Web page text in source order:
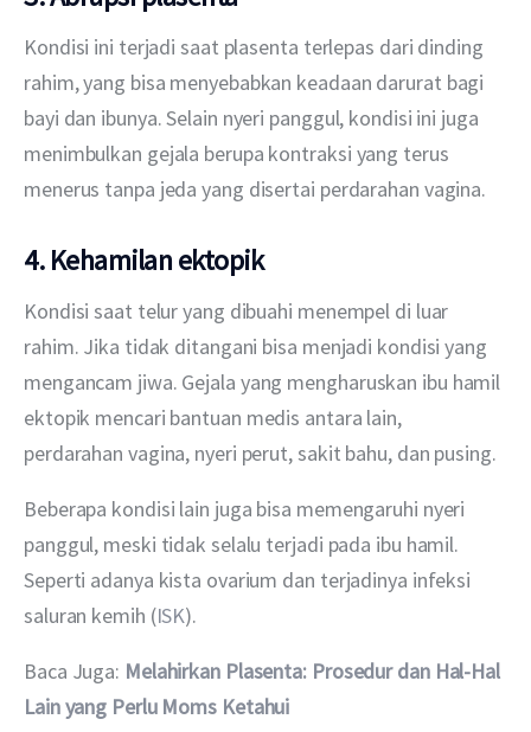
Kondisi ini terjadi saat plasenta terlepas dari dinding
rahim, yang bisa menyebabkan keadaan darurat bagi
bayi dan ibunya. Selain nyeri panggul, kondisi ini juga
menimbulkan gejala berupa kontraksi yang terus
menerus tanpa jeda yang disertai perdarahan vagina.
4. Kehamilan ektopik
Kondisi saat telur yang dibuahi menempel di luar
rahim. Jika tidak ditangani bisa menjadi kondisi yang
mengancam jiwa. Gejala yang mengharuskan ibu hamil
ektopik mencari bantuan medis antara lain,
perdarahan vagina, nyeri perut, sakit bahu, dan pusing.
Beberapa kondisi lain juga bisa memengaruhi nyeri
panggul, meski tidak selalu terjadi pada ibu hamil.
Seperti adanya kista ovarium dan terjadinya infeksi
saluran kemih (ISK).
Baca Juga: Melahirkan Plasenta: Prosedur dan Hal-Hal
Lain yang Perlu Moms Ketahui